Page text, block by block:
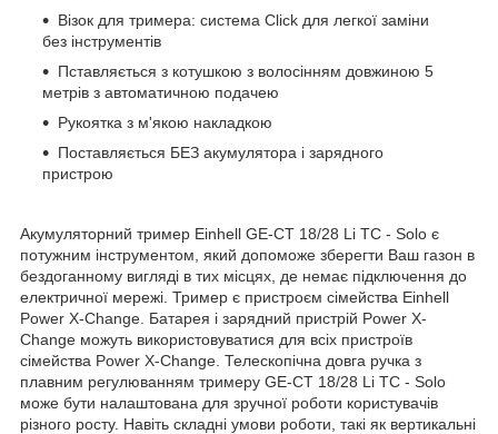
Візок для тримера: система Click для легкої заміни
без інструментів
Пставляється з котушкою з волосінням довжиною 5
метрів з автоматичною подачею
Рукоятка з м'якою накладкою
Поставляється БЕЗ акумулятора і зарядного
пристрою
Акумуляторний тример Einhell GE-CT 18/28 Li TC - Solo є
потужним інструментом, який допоможе зберегти Ваш газон в
бездоганному вигляді в тих місцях, де немає підключення до
електричної мережі. Тример є пристроєм сімейства Einhell
Power X-Change. Батарея і зарядний пристрій Power X-
Change можуть використовуватися для всіх пристроїв
сімейства Power X-Change. Телескопічна довга ручка з
плавним регулюванням тримеру GE-CT 18/28 Li TC - Solo
може бути налаштована для зручної роботи користувачів
різного росту. Навіть складні умови роботи, такі як вертикальні